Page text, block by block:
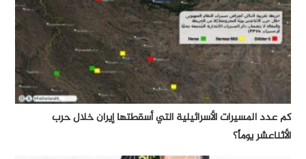
كم عدد المسيرات الأسرائيلية التي أسقطتها إيران خلال حرب
الأثناعشر يوماً؟